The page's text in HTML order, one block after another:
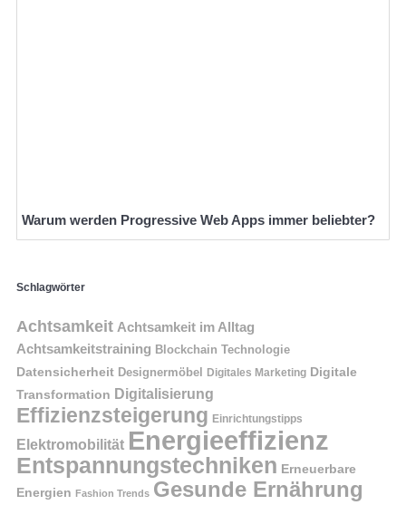
Warum werden Progressive Web Apps immer beliebter?
Schlagwörter
Achtsamkeit Achtsamkeit im Alltag
Achtsamkeitstraining Blockchain Technologie
Datensicherheit Designermöbel Digitales Marketing Digitale
Transformation Digitalisierung
Effizienzsteigerung Einrichtungstipps
Elektromobilität Energieeffizienz
Entspannungstechniken Erneuerbare
Energien Fashion Trends Gesunde Ernährung